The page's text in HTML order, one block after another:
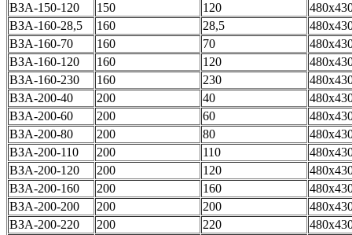
ВЗА-150-120
150 120
ВЗА-160-28,5
160 28,5
ВЗА-160-70
160 70
ВЗА-160-120
160 120
ВЗА-160-230
160 230
ВЗА-200-40
200 40
ВЗА-200-60
200 60
ВЗА-200-80
200 80
ВЗА-200-110
200 110
ВЗА-200-120
200 120
ВЗА-200-160
200 160
ВЗА-200-200
200 200
ВЗА-200-220
200 220